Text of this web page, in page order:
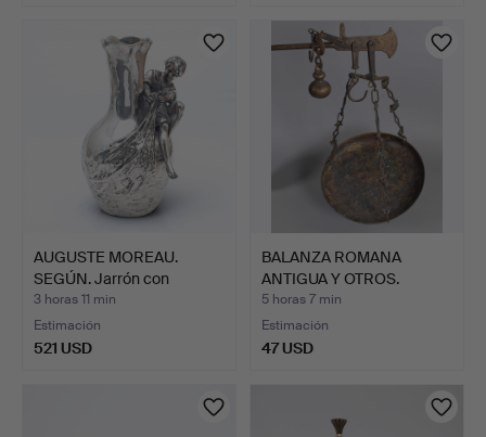
AUGUSTE MOREAU.
SEGÚN. Jarrón con
pescador.
3 horas 11 min
Estimación
521 USD
BALANZA ROMANA
ANTIGUA Y OTROS.
5 horas 7 min
Estimación
47 USD